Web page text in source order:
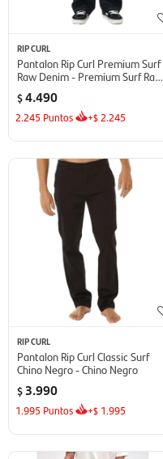
RIP CURL
Pantalon Rip Curl Premium Surf
Raw Denim - Premium Surf Raw
$4.490
2.245 Puntos +$ 2.245
RIP CURL
Pantalon Rip Curl Classic Surf
Chino Negro - Chino Negro
$ 3.990
1.995 Puntos +$ 1.995